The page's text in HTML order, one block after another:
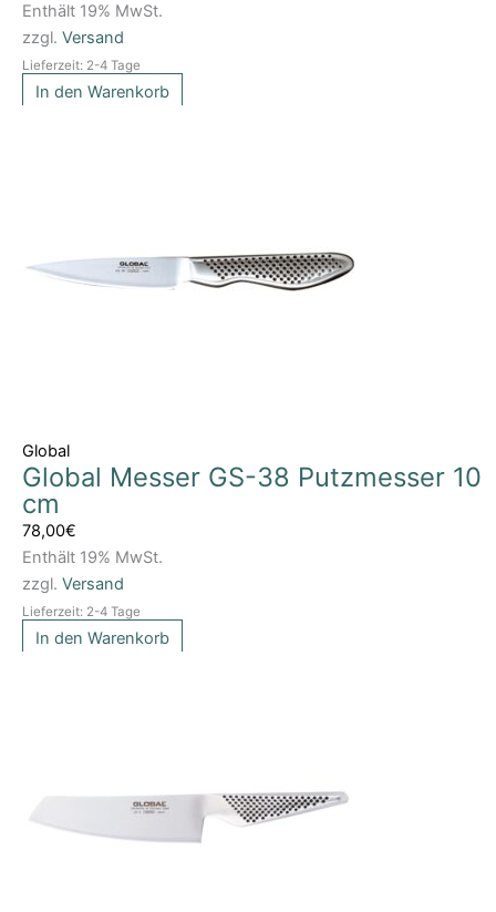
Enthält 19% MwSt.
zzgl. Versand
Lieferzeit: 2-4 Tage
In den Warenkorb
Global
Global Messer GS-38 Putzmesser 10
cm
78,00€
Enthält 19% MwSt.
zzgl. Versand
Lieferzeit: 2-4 Tage
In den Warenkorb